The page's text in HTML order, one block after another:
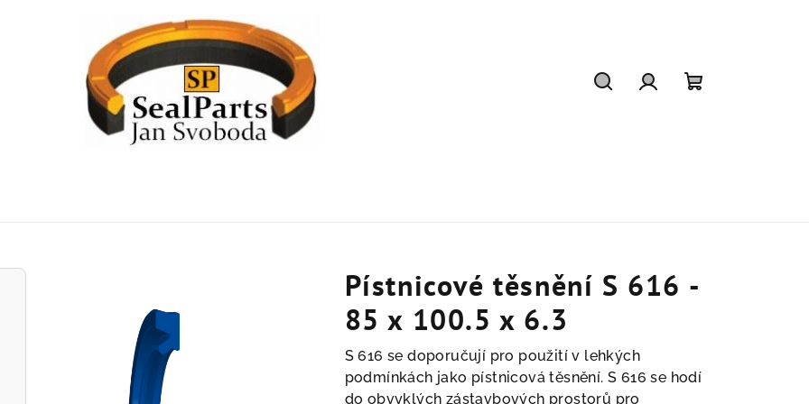
Pístnicové těsnění S 616 -
85 x 100.5 x 6.3
S 616 se doporučují pro použití v lehkých
podmínkách jako pístnicová těsnění. S 616 se hodí
do obvyklých zástavbových prostorů pro